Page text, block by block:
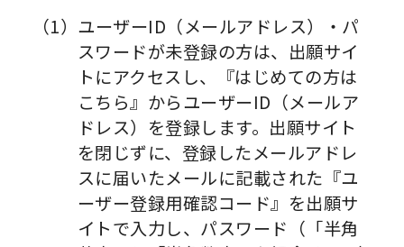
（1）ユーザーID（メールアドレス）・パ
スワードが未登録の方は、出願サイ
トにアクセスし、『はじめての方は
こちら』からユーザーID（メールア
ドレス）を登録します。出願サイト
を閉じずに、登録したメールアドレ
スに届いたメールに記載された『ユ
ーザー登録用確認コード』を出願サ
イトで入力し、パスワード（「半角